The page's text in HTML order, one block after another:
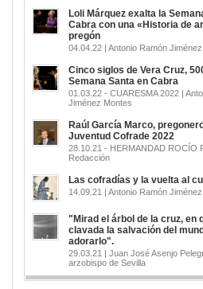
Loli Márquez exalta la
Cabra con una «Historia de
pregón
04.04.22 | Antonio Ramón
Cinco siglos de Vera Cruz,
Semana Santa en Cabra
01.03.22 - CUARESMA 2022 |
Jiménez Montes
Raúl García Marco,
Juventud Cofrade 2022
28.10.21 - HERMANDAD ROCÍO
Redacción
Las cofradías y la vuelta al
14.09.21 | Antonio Ramón
"Mirad el árbol de la cruz, en
clavada la salvación del
adorarlo".
29.03.21 | Juan José Asenjo
arzobispo de Sevilla